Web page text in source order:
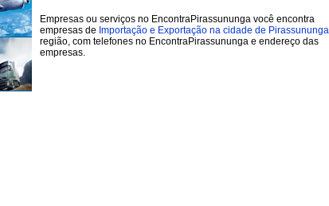
Empresas ou serviços no EncontraPirassununga você encontra
empresas de Importação e Exportação na cidade de Pirassununga
região, com telefones no EncontraPirassununga e endereço das
empresas.